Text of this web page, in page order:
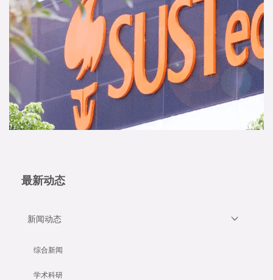
最新动态
新闻动态
综合新闻
学术科研